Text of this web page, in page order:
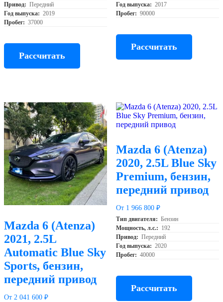
Привод: Передний
Год выпуска: 2019
Пробег: 37000
Рассчитать
Год выпуска: 2017
Пробег: 90000
Рассчитать
Mazda 6 (Atenza)
2021, 2.5L
Automatic Blue Sky
Sports, бензин,
передний привод
От 2 041 600 ₽
Mazda 6 (Atenza)
2020, 2.5L Blue Sky
Premium, бензин,
передний привод
От 1 966 800 ₽
Тип двигателя: Бензин
Мощность, л.с.: 192
Привод: Передний
Год выпуска: 2020
Пробег: 40000
Рассчитать